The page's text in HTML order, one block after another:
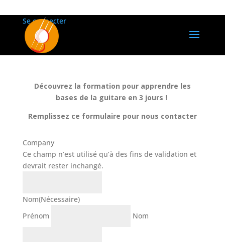
Se connecter
Découvrez la formation pour apprendre les
bases de la guitare en 3 jours !
Remplissez ce formulaire pour nous contacter
Company
Ce champ n’est utilisé qu’à des fins de validation et
devrait rester inchangé.
Nom(Nécessaire)
Prénom
Nom